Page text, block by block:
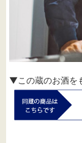
▼この蔵のお酒を